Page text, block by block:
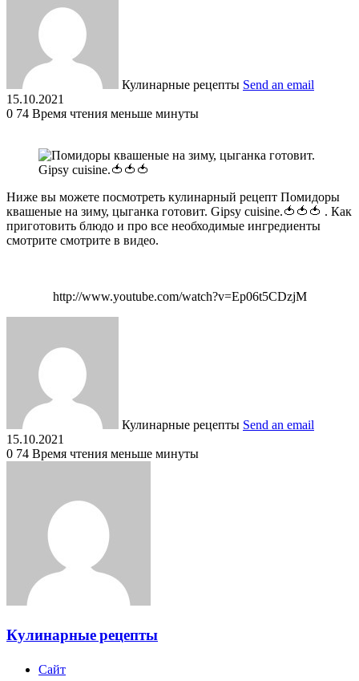
Кулинарные рецепты Send an email
15.10.2021
0 74 Время чтения меньше минуты
Ниже вы можете посмотреть кулинарный рецепт Помидоры
квашеные на зиму, цыганка готовит. Gipsy cuisine.🍅🍅🍅 . Как
приготовить блюдо и про все необходимые ингредиенты
смотрите смотрите в видео.
http://www.youtube.com/watch?v=Ep06t5CDzjM
Кулинарные рецепты Send an email
15.10.2021
0 74 Время чтения меньше минуты
Кулинарные рецепты
Сайт